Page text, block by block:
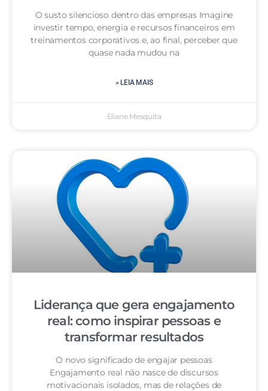
O susto silencioso dentro das empresas Imagine
investir tempo, energia e recursos financeiros em
treinamentos corporativos e, ao final, perceber que
quase nada mudou na
» LEIA MAIS
Eliane Mesquita
Liderança que gera engajamento
real: como inspirar pessoas e
transformar resultados
O novo significado de engajar pessoas
Engajamento real não nasce de discursos
motivacionais isolados, mas de relações de